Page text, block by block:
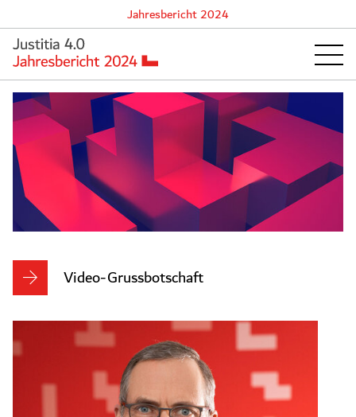
Jahresbericht 2024
Jahresbericht
2024
Video-Grussbotschaft